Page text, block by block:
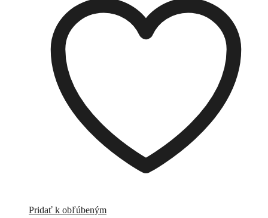
Pridať k obľúbeným